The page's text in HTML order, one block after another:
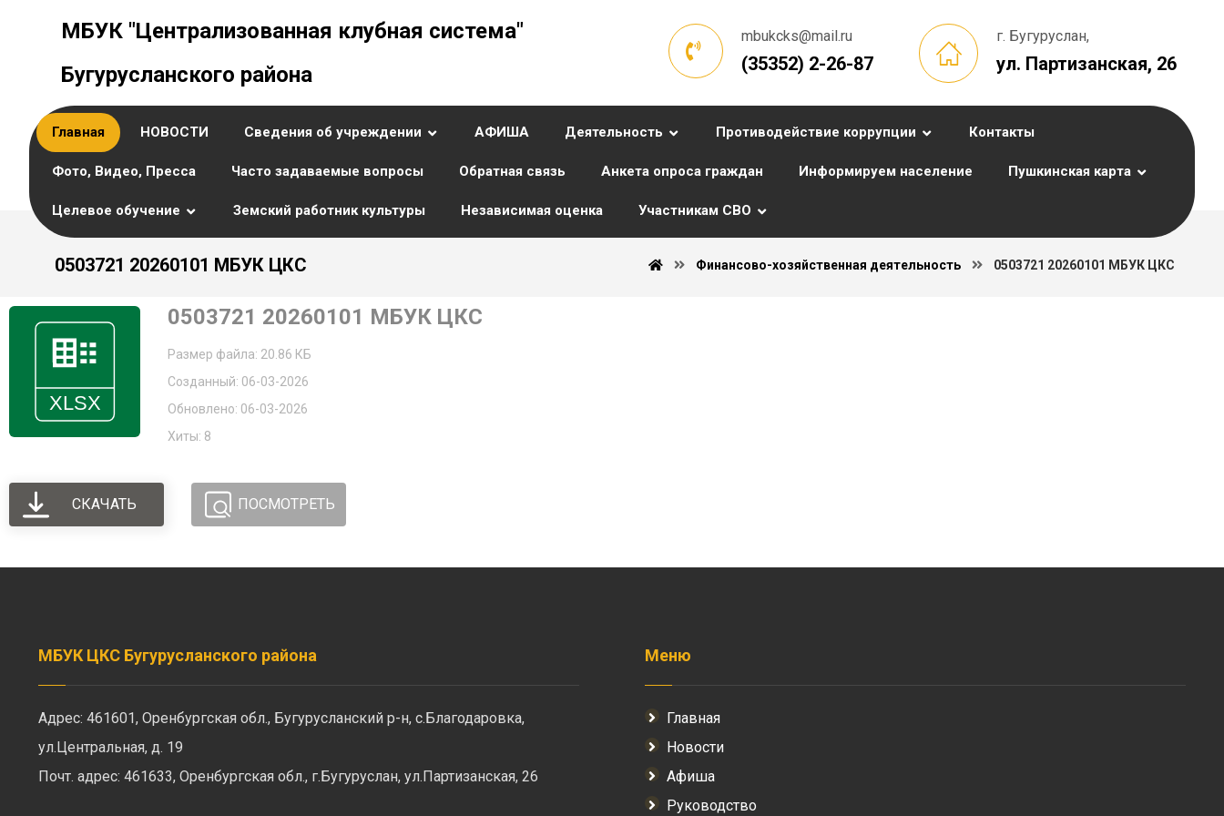
МБУК "Централизованная клубная система"
Бугурусланского района
г. Бугуруслан,
ул. Партизанская, 26
mbukcks@mail.ru
(35352) 2-26-87
Главная НОВОСТИ Сведения об учреждении АФИША Деятельность Противодействие коррупции Контакты
Фото, Видео, Пресса Часто задаваемые вопросы Обратная связь Анкета опроса граждан Информируем население Пушкинская карта
Целевое обучение Земский работник культуры Независимая оценка Участникам СВО
0503721 20260101 МБУК ЦКС Финансово-хозяйственная деятельность 0503721 20260101 МБУК ЦКС
0503721 20260101 МБУК ЦКС
Размер файла: 20.86 КБ
Созданный: 06-03-2026
Обновлено: 06-03-2026
Хиты: 8
СКАЧАТЬ ПОСМОТРЕТЬ
МБУК ЦКС Бугурусланского района
Адрес: 461601, Оренбургская обл., Бугурусланский р-н, с.Благодаровка,
ул.Центральная, д. 19
Почт. адрес: 461633, Оренбургская обл., г.Бугуруслан, ул.Партизанская, 26
Меню
Главная
Новости
Афиша
Руководство